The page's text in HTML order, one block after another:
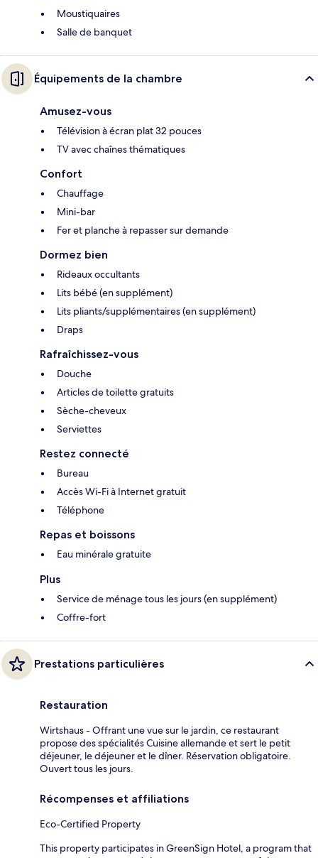
Moustiquaires
Salle de banquet
Équipements de la chambre
Amusez-vous
Télévision à écran plat 32 pouces
TV avec chaînes thématiques
Confort
Chauffage
Mini-bar
Fer et planche à repasser sur demande
Dormez bien
Rideaux occultants
Lits bébé (en supplément)
Lits pliants/supplémentaires (en supplément)
Draps
Rafraîchissez-vous
Douche
Articles de toilette gratuits
Sèche-cheveux
Serviettes
Restez connecté
Bureau
Accès Wi-Fi à Internet gratuit
Téléphone
Repas et boissons
Eau minérale gratuite
Plus
Service de ménage tous les jours (en supplément)
Coffre-fort
Prestations particulières
Restauration
Wirtshaus - Offrant une vue sur le jardin, ce restaurant
propose des spécialités Cuisine allemande et sert le petit
déjeuner, le déjeuner et le dîner. Réservation obligatoire.
Ouvert tous les jours.
Récompenses et affiliations
Eco-Certified Property
This property participates in GreenSign Hotel, a program that